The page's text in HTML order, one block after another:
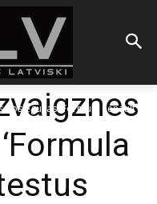
noslēgušas 'Formula Renault'